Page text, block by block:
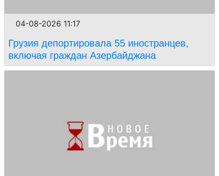
04-08-2026 11:17
Грузия депортировала 55 иностранцев,
включая граждан Азербайджана